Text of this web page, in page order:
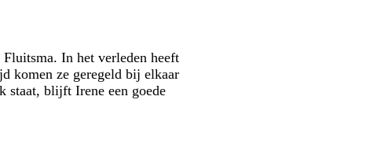
In het verleden heeft
komen ze geregeld bij elkaar
staat, blijft Irene een goede